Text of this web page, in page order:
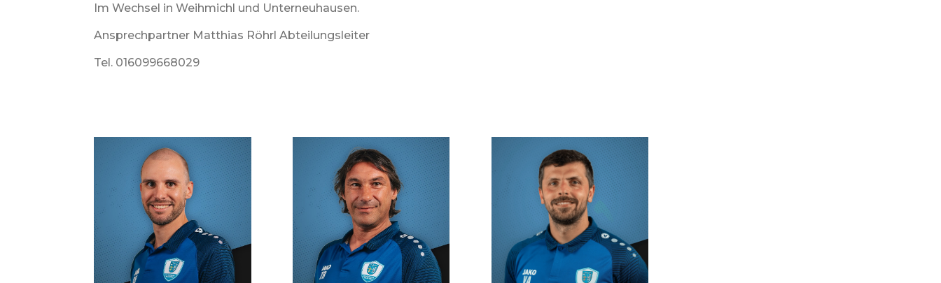
Im Wechsel in Weihmichl und Unterneuhausen.
Ansprechpartner Matthias Röhrl Abteilungsleiter
Tel. 016099668029